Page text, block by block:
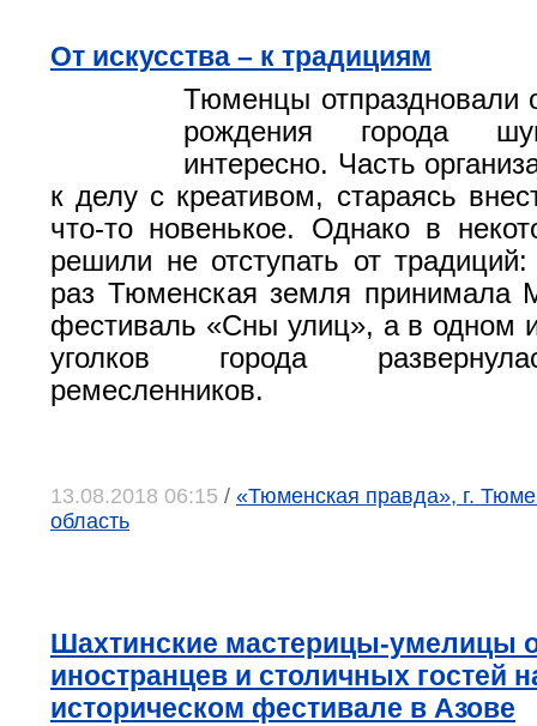
От искусства – к традициям
Тюменцы отпраздновали
рождения города
интересно. Часть
к делу с креативом, стараясь
что-то новенькое. Однако в
решили не отступать от
раз Тюменская земля принимала
фестиваль «Сны улиц», а в одном
уголков города
ремесленников.
13.08.2018 06:15 / «Тюменская правда», г.
область
Шахтинские мастерицы-умелицы
иностранцев и столичных гостей
историческом фестивале в Азове